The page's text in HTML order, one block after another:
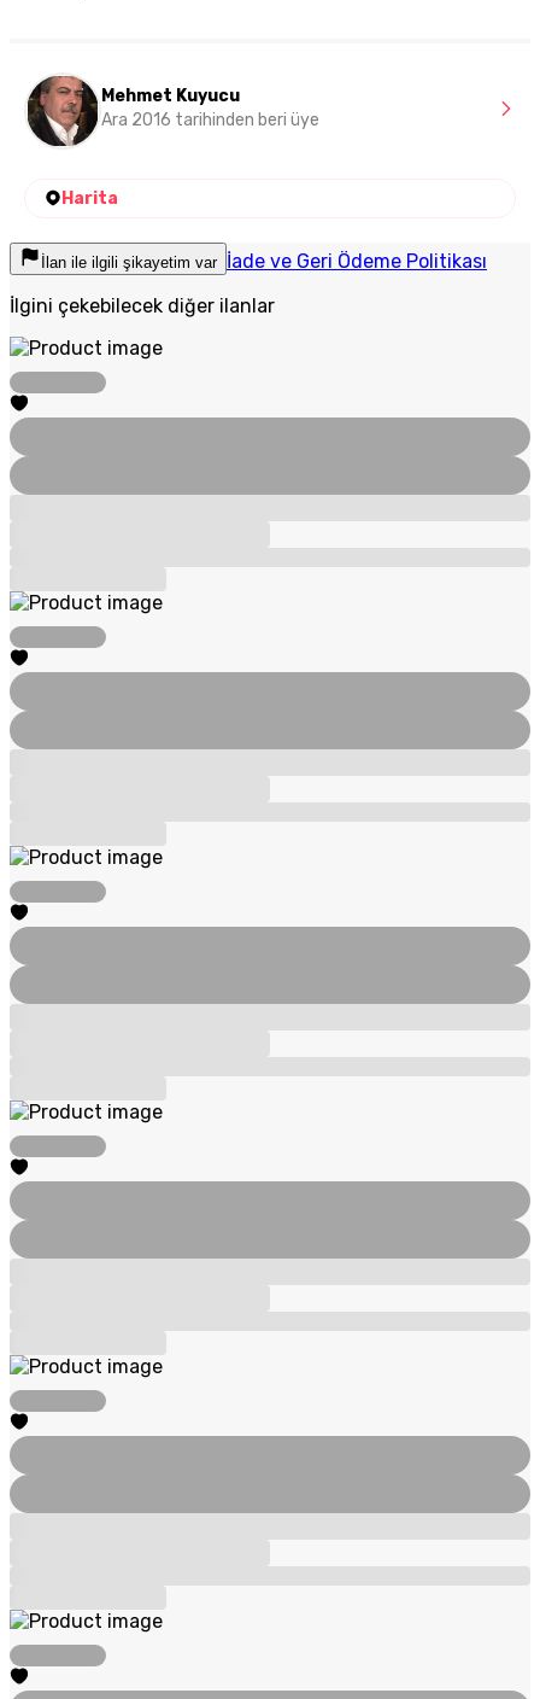
Mehmet Kuyucu
Ara 2016 tarihinden beri üye
Harita
İlan ile ilgili şikayetim var İade ve Geri Ödeme Politikası
İlgini çekebilecek diğer ilanlar